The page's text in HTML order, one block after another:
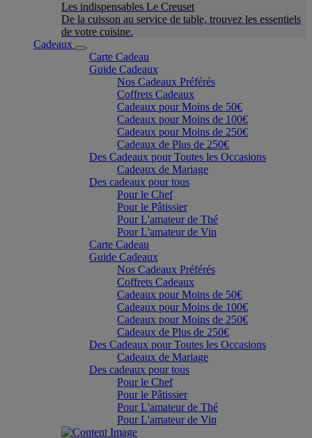
Les indispensables Le Creuset
De la cuisson au service de table, trouvez les essentiels
de votre cuisine.
Cadeaux
Carte Cadeau
Guide Cadeaux
Nos Cadeaux Préférés
Coffrets Cadeaux
Cadeaux pour Moins de 50€
Cadeaux pour Moins de 100€
Cadeaux pour Moins de 250€
Cadeaux de Plus de 250€
Des Cadeaux pour Toutes les Occasions
Cadeaux de Mariage
Des cadeaux pour tous
Pour le Chef
Pour le Pâtissier
Pour L'amateur de Thé
Pour L'amateur de Vin
Carte Cadeau
Guide Cadeaux
Nos Cadeaux Préférés
Coffrets Cadeaux
Cadeaux pour Moins de 50€
Cadeaux pour Moins de 100€
Cadeaux pour Moins de 250€
Cadeaux de Plus de 250€
Des Cadeaux pour Toutes les Occasions
Cadeaux de Mariage
Des cadeaux pour tous
Pour le Chef
Pour le Pâtissier
Pour L'amateur de Thé
Pour L'amateur de Vin